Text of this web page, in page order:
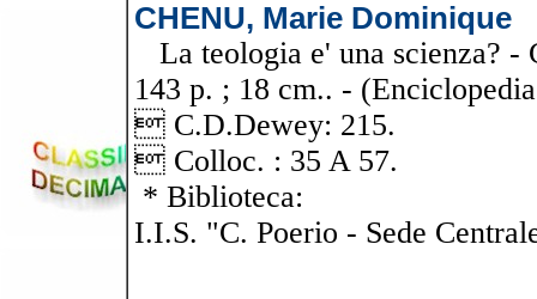
CHENU, Marie Dominique
La teologia e' una scienza? -
143 p. ; 18 cm.. -
 C.D.Dewey: 215.
 Colloc. : 35 A 57.
* Biblioteca:
I.I.S. "C. Poerio - Sede